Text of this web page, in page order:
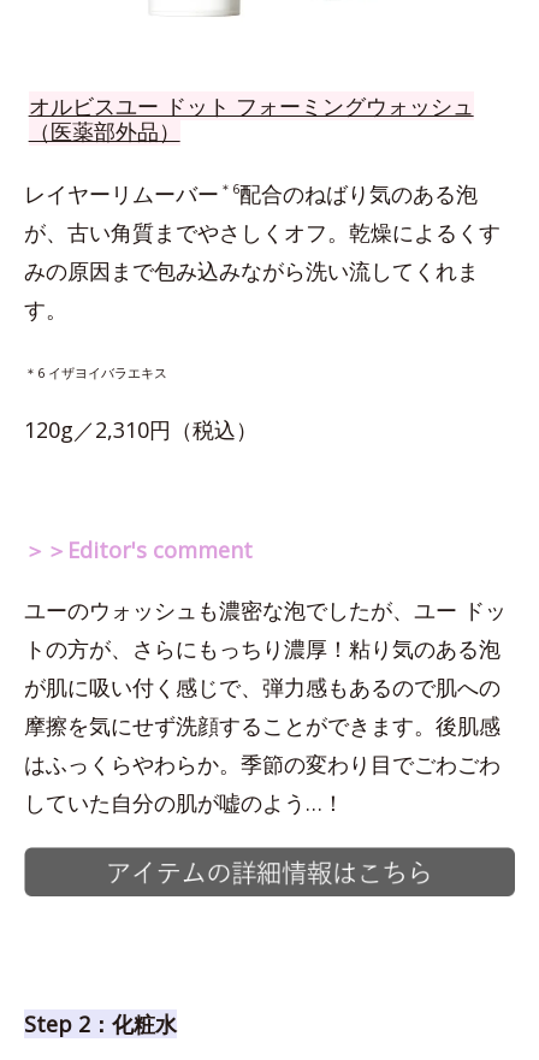
オルビスユー ドット フォーミングウォッシュ
（医薬部外品）
レイヤーリムーバー ＊6配合のねばり気のある泡
が、古い角質までやさしくオフ。乾燥によるくす
みの原因まで包み込みながら洗い流してくれま
す。
＊6 イザヨイバラエキス
120g／2,310円（税込）
＞＞Editor's comment
ユーのウォッシュも濃密な泡でしたが、ユー ドッ
トの方が、さらにもっちり濃厚！粘り気のある泡
が肌に吸い付く感じで、弾力感もあるので肌への
摩擦を気にせず洗顔することができます。後肌感
はふっくらやわらか。季節の変わり目でごわごわ
していた自分の肌が嘘のよう…！
Step 2：化粧水